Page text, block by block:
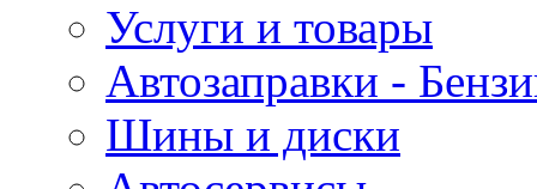
Услуги и товары
Автозаправки -
Шины и диски